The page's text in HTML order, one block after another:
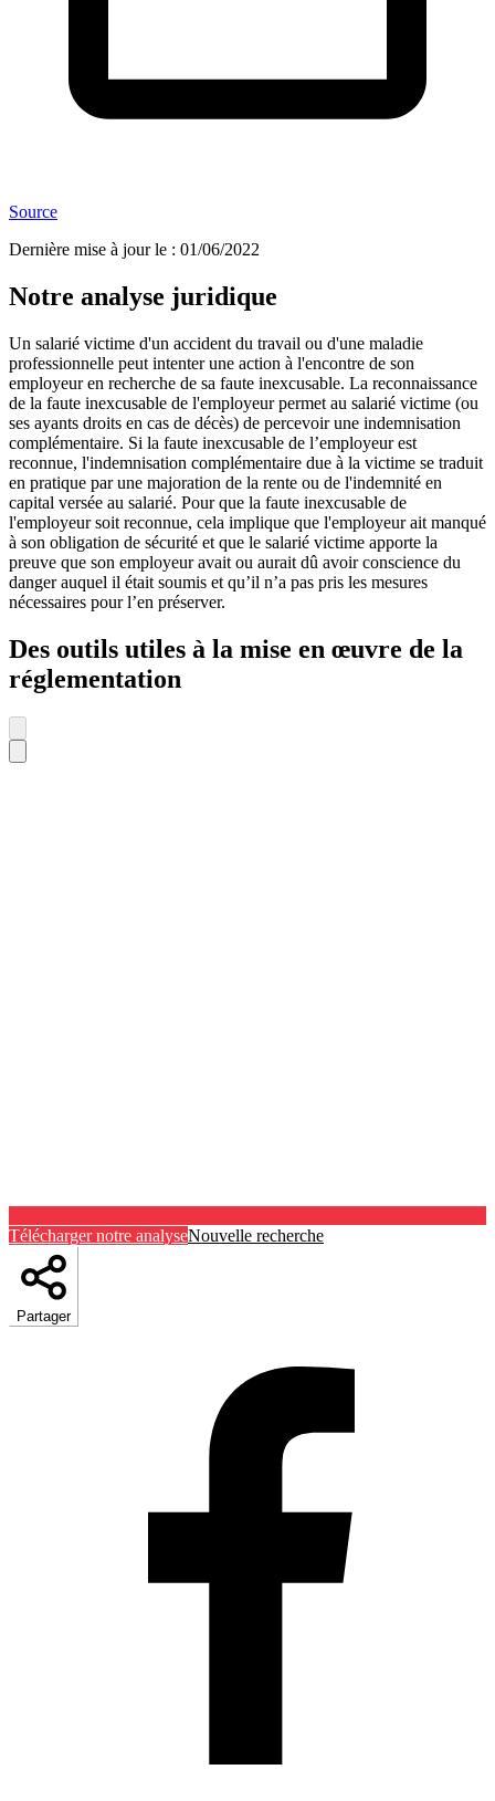
Source
Dernière mise à jour le : 01/06/2022
Notre analyse juridique
Un salarié victime d'un accident du travail ou d'une maladie
professionnelle peut intenter une action à l'encontre de son
employeur en recherche de sa faute inexcusable. La reconnaissance
de la faute inexcusable de l'employeur permet au salarié victime (ou
ses ayants droits en cas de décès) de percevoir une indemnisation
complémentaire. Si la faute inexcusable de l’employeur est
reconnue, l'indemnisation complémentaire due à la victime se traduit
en pratique par une majoration de la rente ou de l'indemnité en
capital versée au salarié. Pour que la faute inexcusable de
l'employeur soit reconnue, cela implique que l'employeur ait manqué
à son obligation de sécurité et que le salarié victime apporte la
preuve que son employeur avait ou aurait dû avoir conscience du
danger auquel il était soumis et qu’il n’a pas pris les mesures
nécessaires pour l’en préserver.
Des outils utiles à la mise en œuvre de la
réglementation
Télécharger notre analyseNouvelle recherche
Partager